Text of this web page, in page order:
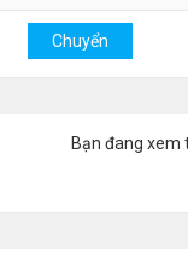
Bạn đang xem